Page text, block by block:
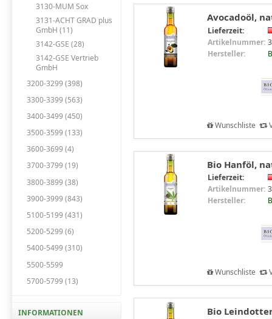
3130-MUM Sox
3131-ACHT GRAD plus
GmbH (11)
3142-GSE (28)
3142-GSE Vertrieb
GmbH
3200-3299 (398)
3300-3399 (563)
3400-3499 (450)
3500-3599 (133)
3600-3699 (4)
3700-3799 (19)
3800-3899 (38)
3900-3999 (843)
5100-5199 (431)
5200-5299 (6)
5400-5499 (310)
5500-5599
5700-5799 (13)
INFORMATIONEN
Avocadoöl,
Lieferzeit:
Artikelnummer:
Hersteller:
Wunschliste
Bio Hanföl,
Lieferzeit:
Artikelnummer:
Hersteller:
Wunschliste
Bio